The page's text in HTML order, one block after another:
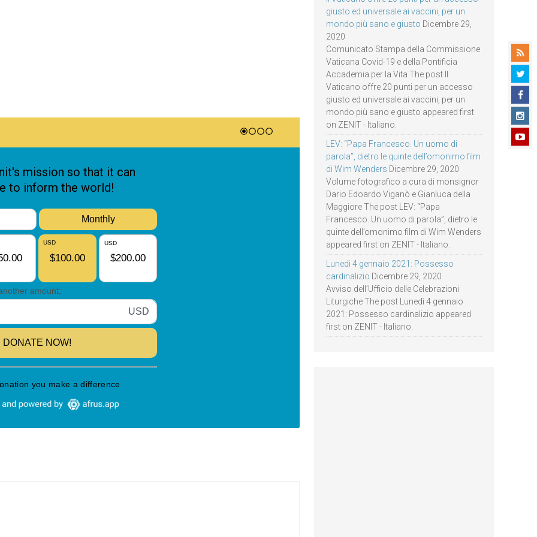
giusto ed universale ai vaccini, per un
mondo più sano e giusto Dicembre 29,
2020
Comunicato Stampa della Commissione
Vaticana Covid-19 e della Pontificia
Accademia per la Vita The post Il
Vaticano offre 20 punti per un accesso
giusto ed universale ai vaccini, per un
mondo più sano e giusto appeared first
on ZENIT - Italiano.
LEV: “Papa Francesco. Un uomo di
parola”, dietro le quinte dell’omonimo film
di Wim Wenders Dicembre 29, 2020
Volume fotografico a cura di monsignor
Dario Edoardo Viganò e Gianluca della
Maggiore The post LEV: “Papa
Francesco. Un uomo di parola”, dietro le
quinte dell’omonimo film di Wim Wenders
appeared first on ZENIT - Italiano.
Lunedì 4 gennaio 2021: Possesso
cardinalizio Dicembre 29, 2020
Avviso dell’Ufficio delle Celebrazioni
Liturgiche The post Lunedì 4 gennaio
2021: Possesso cardinalizio appeared
first on ZENIT - Italiano.